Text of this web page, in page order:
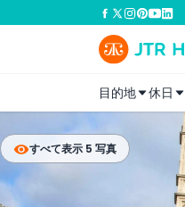
目的地 休日
すべて表示 5 写真